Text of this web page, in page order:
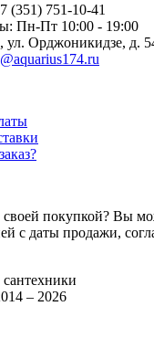
(351) 751-10-41
Пн-Пт 10:00 - 19:00
ул. Орджоникидзе, д.
покупкой? Вы
с даты продажи,
– 2026